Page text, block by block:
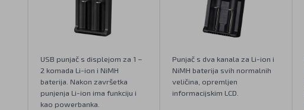
USB punjač s displejom za 1 –
2 komada Li-ion i NiMH
baterija. Nakon završetka
punjenja Li-ion ima funkciju i
kao powerbanka.
Punjač s dva kanala za Li-ion i
NiMH baterija svih normalnih
veličina, opremljen
informacijskim LCD.